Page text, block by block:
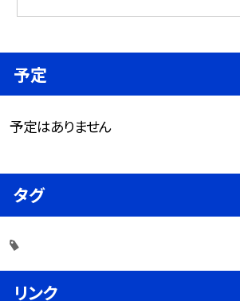
予定
予定はありません
タグ
リンク